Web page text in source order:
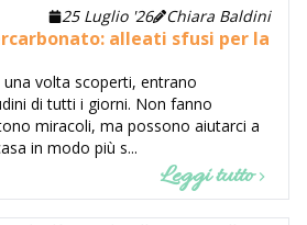
25 Luglio '26 Chiara Baldini
alleati sfusi per la
volta scoperti, entrano
di tutti i giorni. Non fanno
miracoli, ma possono aiutarci a
in modo più s...
Leggi tutto